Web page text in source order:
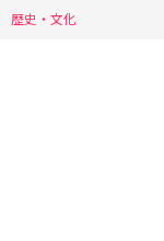
歴史・文化